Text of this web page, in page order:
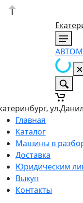
Главная
Каталог
Машины в
Доставка
Юридическим
Выкуп
Контакты